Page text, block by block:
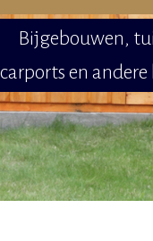
Bijgebouwen,
carports en